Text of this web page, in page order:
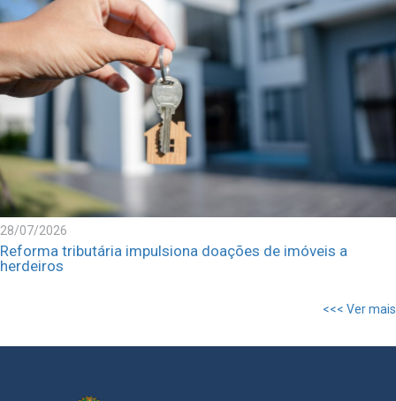
28/07/2026
Reforma tributária impulsiona doações de imóveis a
herdeiros
<<< Ver mais